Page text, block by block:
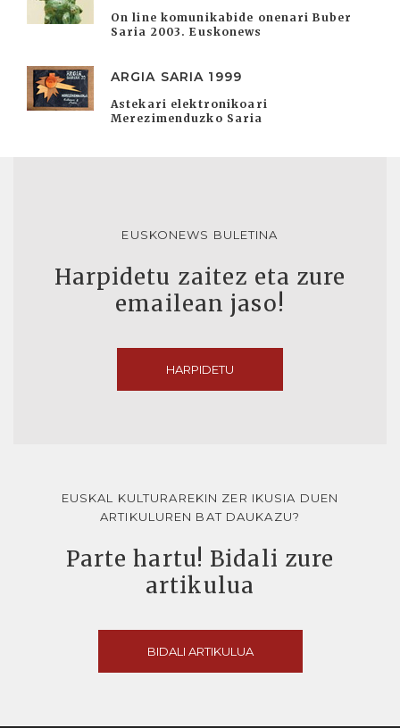
On line komunikabide onenari Buber
Saria 2003. Euskonews
ARGIA SARIA 1999
Astekari elektronikoari
Merezimenduzko Saria
EUSKONEWS BULETINA
Harpidetu zaitez eta zure
emailean jaso!
HARPIDETU
EUSKAL KULTURAREKIN ZER IKUSIA DUEN
ARTIKULUREN BAT DAUKAZU?
Parte hartu! Bidali zure
artikulua
BIDALI ARTIKULUA